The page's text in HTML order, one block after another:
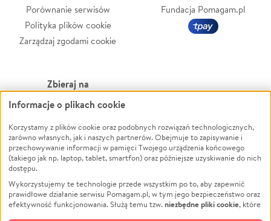
Porównanie serwisów
Polityka plików cookie
Zarządzaj zgodami cookie
Fundacja Pomagam.pl
Zbieraj na
Leczenie
Zwierzęta
Pożar
Ukraina
Pomoc Finansowa
Projekty
Powódź
Wichura
NGO
Edukacja
Podróż
Informacje o plikach cookie
Korzystamy z plików cookie oraz podobnych rozwiązań technologicznych,
zarówno własnych, jak i naszych partnerów. Obejmuje to zapisywanie i
przechowywanie informacji w pamięci Twojego urządzenia końcowego
(takiego jak np. laptop, tablet, smartfon) oraz późniejsze uzyskiwanie do nich
dostępu.
Wykorzystujemy te technologie przede wszystkim po to, aby zapewnić
prawidłowe działanie serwisu Pomagam.pl, w tym jego bezpieczeństwo oraz
efektywność funkcjonowania. Służą temu tzw.niezbędne pliki cookie, które